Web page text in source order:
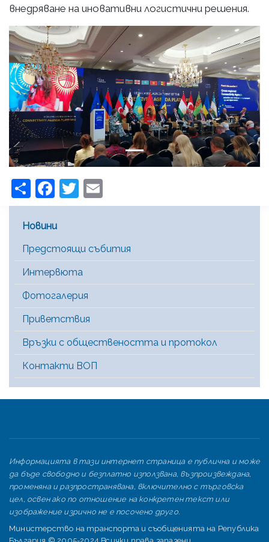
внедряване на иновативни логистични решения.
Previous Next
ShareFacebook
Twitter
Main Menu [BG]
Новини
Предстоящи събития
Интервюта
Фотогалерия
Приветствия
Връзки с обществеността и протокол
Контакти ВОП
Информацията в тази интернет страница е публична и може
да бъде свободно и безплатно използвана, възпроизвеждана,
променяна и разпространявана, включително с търговска
цел, освен ако по отношение на конкретен текст или
изображение изрично не е посочено друго.
Министерство на транспорта и съобщенията на Република